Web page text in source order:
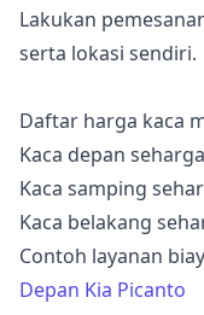
Lakukan
serta lokasi sendiri.
Daftar harga kaca
Kaca depan
Kaca samping
Kaca belakang
Contoh layanan
Depan Kia Picanto